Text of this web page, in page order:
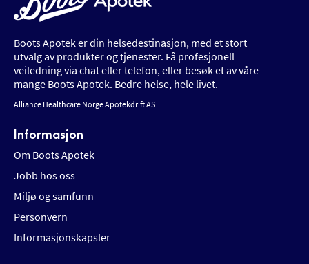
Boots Apotek er din helsedestinasjon, med et stort
utvalg av produkter og tjenester. Få profesjonell
veiledning via chat eller telefon, eller besøk et av våre
mange Boots Apotek. Bedre helse, hele livet.
Alliance Healthcare Norge Apotekdrift AS
Informasjon
Om Boots Apotek
Jobb hos oss
Miljø og samfunn
Personvern
Informasjonskapsler